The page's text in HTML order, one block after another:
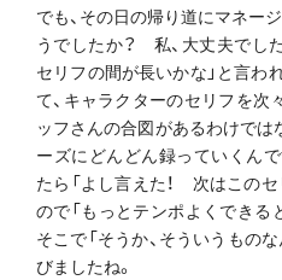
でも、その日の帰り道にマネー
うでしたか？ 私、大丈夫でした
セリフの間が長いかな」と言わ
て、キャラクターのセリフを次
ッフさんの合図があるわけでは
ーズにどんどん録っていくん
たら「よし言えた！ 次はこの
ので「もっとテンポよくできる
そこで「そうか、そういうもの
びましたね。